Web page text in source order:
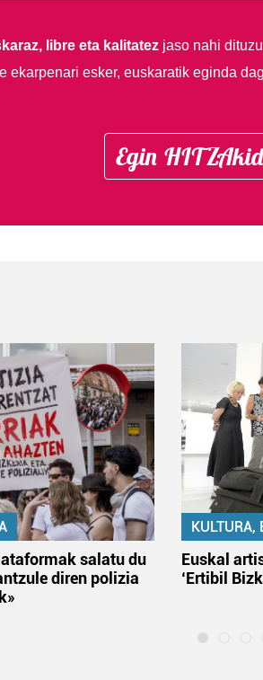
libre eta kalitatezjaso nahi
ekarpenari esker, euskaratik eginda
Egin
salatu du
diren polizia
KULTURA,
Euskal
‘Ertibil